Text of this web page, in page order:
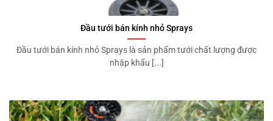
Đầu tưới bán kính nhỏ Sprays
Đầu tưới bán kính nhỏ Sprays là sản phẩm tưới chất lượng được
nhập khẩu [...]